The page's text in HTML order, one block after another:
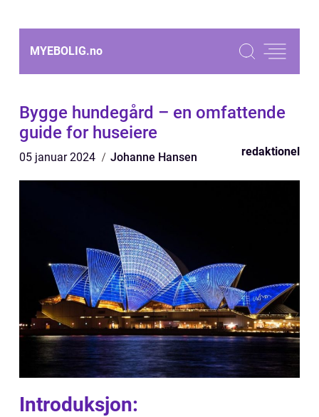
MYEBOLIG.no
Bygge hundegård – en omfattende
guide for huseiere
05 januar 2024 Johanne Hansen redaktionel
Introduksjon: